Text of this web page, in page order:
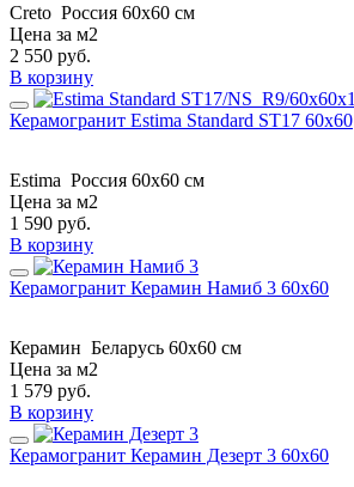
Creto Россия 60х60 см
Цена за м2
2 550 руб.
В корзину
Керамогранит Estima Standard ST17 60x60
Estima Россия 60x60 см
Цена за м2
1 590 руб.
В корзину
Керамогранит Керамин Намиб 3 60x60
Керамин Беларусь 60x60 см
Цена за м2
1 579 руб.
В корзину
Керамогранит Керамин Дезерт 3 60x60